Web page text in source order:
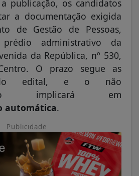
publicação, os candidatos
a documentação exigida
de Gestão de Pessoas,
administrativo da
da República, nº 530,
O prazo segue as
do edital, e o não
implicará em
automática.
Publicidade